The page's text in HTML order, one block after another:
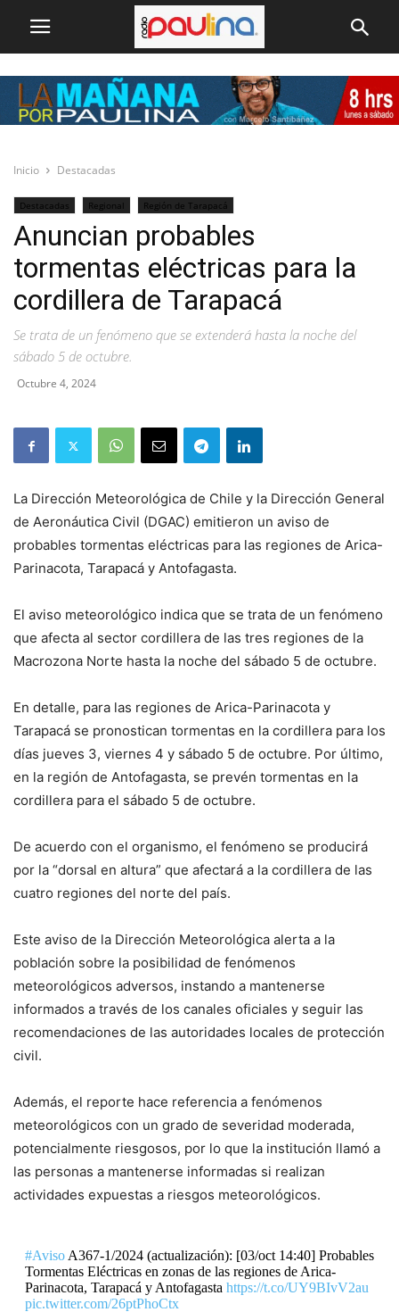
Inicio Destacadas
Destacadas Regional Región de Tarapacá
Anuncian probables
tormentas eléctricas para la
cordillera de Tarapacá
Se trata de un fenómeno que se extenderá hasta la noche del
sábado 5 de octubre.
Octubre 4, 2024
La Dirección Meteorológica de Chile y la Dirección General
de Aeronáutica Civil (DGAC) emitieron un aviso de
probables tormentas eléctricas para las regiones de Arica-
Parinacota, Tarapacá y Antofagasta.
El aviso meteorológico indica que se trata de un fenómeno
que afecta al sector cordillera de las tres regiones de la
Macrozona Norte hasta la noche del sábado 5 de octubre.
En detalle, para las regiones de Arica-Parinacota y
Tarapacá se pronostican tormentas en la cordillera para los
días jueves 3, viernes 4 y sábado 5 de octubre. Por último,
en la región de Antofagasta, se prevén tormentas en la
cordillera para el sábado 5 de octubre.
De acuerdo con el organismo, el fenómeno se producirá
por la “dorsal en altura” que afectará a la cordillera de las
cuatro regiones del norte del país.
Este aviso de la Dirección Meteorológica alerta a la
población sobre la posibilidad de fenómenos
meteorológicos adversos, instando a mantenerse
informados a través de los canales oficiales y seguir las
recomendaciones de las autoridades locales de protección
civil.
Además, el reporte hace referencia a fenómenos
meteorológicos con un grado de severidad moderada,
potencialmente riesgosos, por lo que la institución llamó a
las personas a mantenerse informadas si realizan
actividades expuestas a riesgos meteorológicos.
#AvisoA367-1/2024 (actualización): [03/oct 14:40] Probables
Tormentas Eléctricas en zonas de las regiones de Arica-
Parinacota, Tarapacá y Antofagasta https://t.co/UY9BIvV2au
pic.twitter.com/26ptPhoCtx